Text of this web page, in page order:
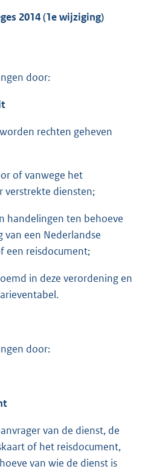
2014 (1e wijziging)
door:
rechten geheven
of vanwege het
verstrekte diensten;
handelingen ten behoeve
van een Nederlandse
een reisdocument;
in deze verordening en
door:
van de dienst, de
of het reisdocument,
van wie de dienst is